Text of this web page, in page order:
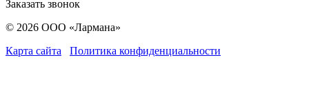
Заказать звонок
© 2026 ООО «Лармана»
Карта сайта
Политика конфиденциальности